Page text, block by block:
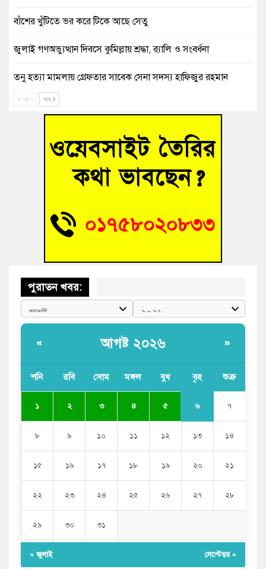
বাঁশের খুঁটিতে ভর করে টিকে আছে সেতু
জুলাই গণঅভ্যুত্থান দিবসে কুমিল্লায় শ্রদ্ধা, র‍্যালি ও সংবর্ধনা
তনু হত্যা মামলায় গ্রেফতার সাবেক সেনা সদস্য হাফিজুর রহমান
আহত শিক্ষার্থীদের দেখতে গিয়ে মেডিকেলের ক্যান্টিনে অবরুদ্ধ জবি
হোমনায় বিধবা নারীর জমি দখল ও জীবননাশের হুমকির অভিযোগ
বুড়িচংয়ে অতিথি পাখির আবাসস্থল সংরক্ষণে প্রশাসনের উদ্যোগ; ৯
বুড়িচংয়ে জুলাই গণঅভ্যুত্থান দিবস উদযাপন উপলক্ষে প্রস্তুতিমূলক
আগে পরে
পুরাতন খবর:
« আগষ্ট ২০২৬ »
শনি রবি সোম মঙ্গল বুধ বৃহ শুক্র
১ ২ ৩ ৪ ৫ ৬ ৭
৮ ৯ ১০ ১১ ১২ ১৩ ১৪
১৫ ১৬ ১৭ ১৮ ১৯ ২০ ২১
২২ ২৩ ২৪ ২৫ ২৬ ২৭ ২৮
২৯ ৩০ ৩১
« জুলাই সেপ্টেম্বর »